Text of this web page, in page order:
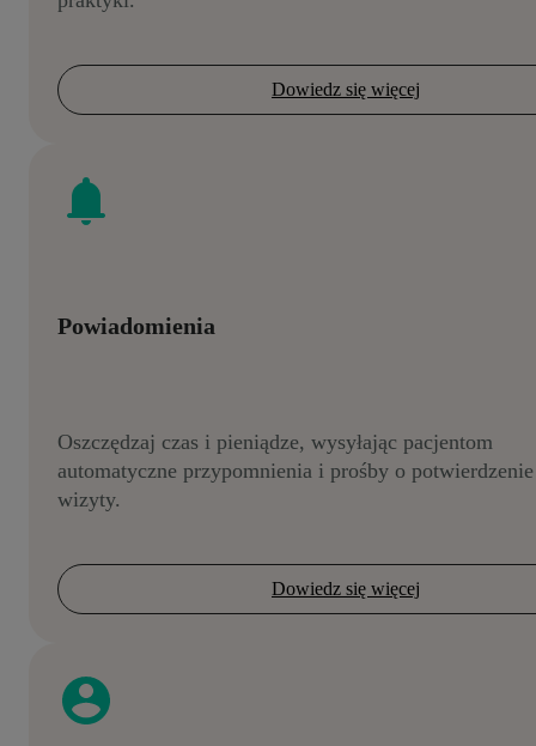
Dowiedz się więcej
Powiadomienia
Oszczędzaj czas i pieniądze, wysyłając pacjentom
automatyczne przypomnienia i prośby o potwierdzenie
wizyty.
Dowiedz się więcej